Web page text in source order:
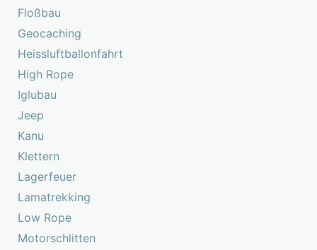
Floßbau
Geocaching
Heissluftballonfahrt
High Rope
Iglubau
Jeep
Kanu
Klettern
Lagerfeuer
Lamatrekking
Low Rope
Motorschlitten